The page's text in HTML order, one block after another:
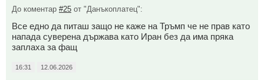
До коментар #25 от "Данъкоплатец":
Все едно да питаш защо не каже на Тръмп че не прав като
напада суверена държава като Иран без да има пряка
заплаха за фащ
16:31 12.06.2026